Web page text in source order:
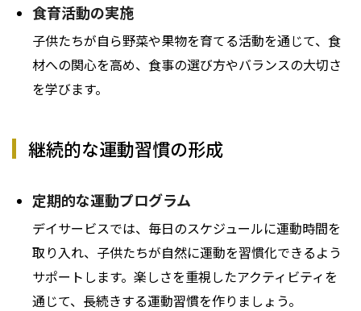
食育活動の実施
子供たちが自ら野菜や果物を育てる活動を通じて、食
材への関心を高め、食事の選び方やバランスの大切さ
を学びます。
継続的な運動習慣の形成
定期的な運動プログラム
デイサービスでは、毎日のスケジュールに運動時間を
取り入れ、子供たちが自然に運動を習慣化できるよう
サポートします。楽しさを重視したアクティビティを
通じて、長続きする運動習慣を作りましょう。